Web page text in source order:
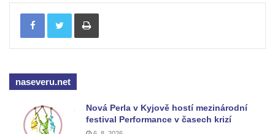
Křížová cesta Římov – II. kaple – Poslední
večeře Páně
Křížová cesta Římov – I. kaple – Loučení
Márnice na hřbitově v Římově
Kaple Panny Marie v Horním Třeboníně
Tisknout
naseveru.net
Nová Perla v Kyjově hostí mezinárodní
festival Performance v časech krizí